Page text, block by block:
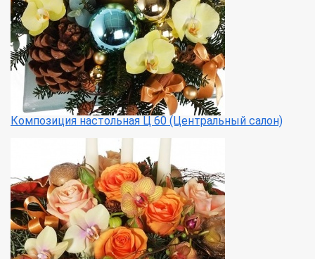
Композиция настольная Ц 60 (Центральный салон)